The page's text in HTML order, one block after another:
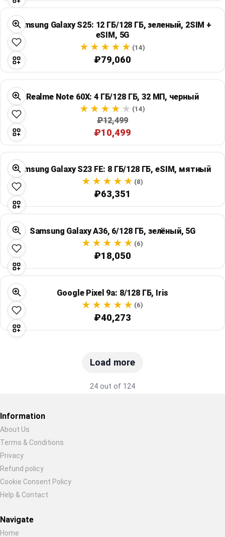
Samsung Galaxy S25: 12 ГБ/128 ГБ, зеленый, 2SIM +
eSIM, 5G
(14)
₽79,060
Realme Note 60X: 4 ГБ/128 ГБ, 32 МП, черный
(14)
₽12,499
₽10,499
Samsung Galaxy S23 FE: 8 ГБ/128 ГБ, eSIM, мятный
(8)
₽63,351
Samsung Galaxy A36, 6/128 ГБ, зелёный, 5G
(6)
₽18,050
Google Pixel 9a: 8/128 ГБ, Iris
(6)
₽40,273
Load more
24 out of 124
Restore previous
Information
About Us
Terms & Conditions
Privacy
Refund policy
Cookie Consent Policy
Help & Contact
Navigate
Home